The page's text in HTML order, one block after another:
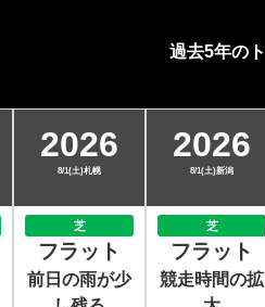
過去5年の
2026
8/1(土)札幌
芝
フラット
前日の雨が少
2026
8/1(土)新潟
芝
フラット
競走時間の拡